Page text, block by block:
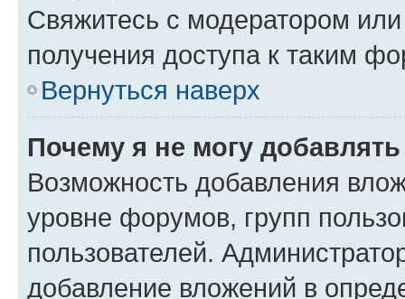
Свяжитесь с модератором
получения доступа к таким
Вернуться наверх
Почему я не могу
Возможность добавления
уровне форумов, групп
пользователей.
добавление вложений в